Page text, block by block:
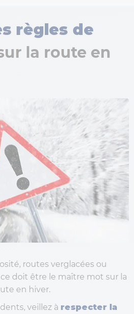
règles de
la route en
routes verglacées ou
doit être le maître mot sur la
en hiver.
veillez à respecter la